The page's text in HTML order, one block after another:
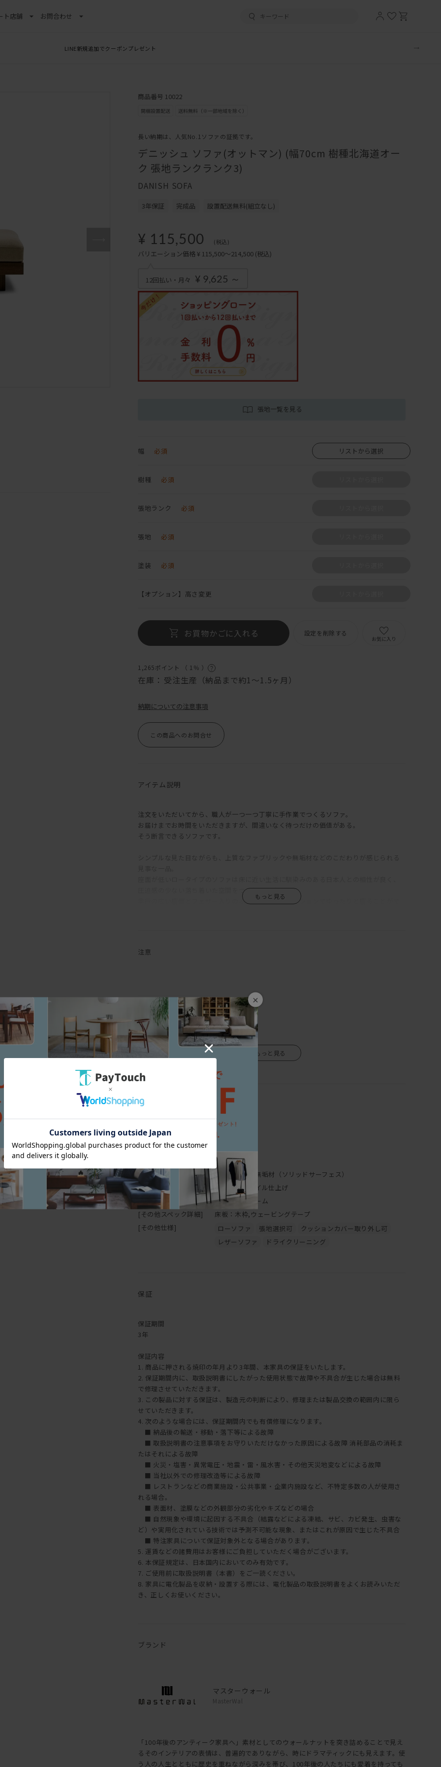
ト店舗 お問合わせ
×
LINE新規追加でクーポンプレゼント
商品番号 10022
長い納期は、人気No.1ソファの証拠です。
デニッシュ ソファ(オットマン) (幅70cm 樹種北海道オー
ク 張地ランクランク3)
DANISH SOFA
3年保証 完成品 設置配送無料(組立なし)
¥ 115,500 (税込)
バリエーション価格 ¥ 115,500～214,500 (税込)
12回払い・月々 ¥ 9,625 ～
張地一覧を見る
幅 必須 リストから選択
樹種 必須
張地ランク 必須
張地 必須
塗装 必須
【オプション】高さ変更
お買物かごに入れる 設定を削除する
お気に入り
1,265ポイント （ 1％ ）
在庫： 受注生産（納品まで約1～1.5ヶ月）
納期についての注意事項
この商品へのお問合せ
アイテム説明
注文をいただいてから、職人が一つ一つ丁寧に手作業でつくるソファ。
お届けまでお時間をいただきますが、間違いなく待つだけの価値がある。
そう断言できるソファです。
圧迫感の少ない落ち着いた空間をつくりだします。
奥行の広い座面とフェザー入りのふっくらした背クッションでゆったりと座ることがで
リングタイプです。
日本伝統の意地をかけて純日本製を守り抜き見事に完成したこのソファは、100年後のア
ンティークという言葉に相応しい家具です。
一生モノのソファをお探しの方にはうってつけのアイテムです。
座り心地、実用性、センスのどれをとっても一流のDANISH（デニッシュ）ソファ。
自信を持っておすすめいたします。
デニッシュシリーズは
注意
【無垢の家具について】
無垢の木は家具になっても生きているので、湿気を吸ったり吐いたりし、伸び縮みをしま
そのため、ご使用になる環境や気候によって、反りや割れが生じる場合がありますので、
温度や湿度の急激な変化のない場所、乾燥する季節には加湿器などの使用をおすすめし
ます。
また、高温・多湿の部屋でのご使用は、カビ・ダニが発生し健康を害する原因になりま
すので、部屋の換気を十分にして下さい。
直接硬いものや濡れたもの、熱をもったものを置くと、シミや変色の原因になりますの
【オイル仕上げの家具について】
の風合い・味わいとも言えます。
オイル塗装は、別売りのメンテナンスキッド（ドイツ・リボス社製）を使用して、ご自
1年に1回程度を目安としてオイルメンテナンスを行うことで、時間の経過とともに深い
味わいを楽しむことができます。
メンテナンスキットのご購入は
こちら
【ご注意】ウレタン塗装・突板の製品にはご使用できません。
スペック
[幅(W)]
70-90cm
[奥行(D)]
30cm
[フレーム]
無垢材、集成無垢材（ソリッドサーフェス）
[塗装]
フレーム：オイル仕上げ
[クッション中身]
ウレタンフォーム
[その他スペック詳細]
床板：木枠,ウェービングテープ
[その他仕様]
ローソファ 張地選択可
クッションカバー取り外し可
レザーソファ
ドライクリーニング
保証
保証期間
3年
保証内容
1. 商品に押される焼印の年月より3年間、本家具の保証をいたします。
2. 保証期間内に、取扱説明書にしたがった使用状態で故障や不具合が生じた場合は無料
で修理させていただきます。
3. この製品に対する保証は、製造元の判断により、修理または製品交換の範囲内に限ら
せていただきます。
4. 次のような場合には、保証期間内でも有償修理になります。
■ 納品後の輸送・移動・落下等による故障
■ 取扱説明書の注意事項をお守りいただけなかった原因による故障 消耗部品の消耗ま
たはそれによる故障
■ 火災・塩害・異常電圧・地震・雷・風水害・その他天災地変などによる故障
■ 当社以外での修理改造等による故障
■ レストランなどの商業施設・公共事業・企業内施設など、不特定多数の人が使用さ
れる場合。
■ 表面材、塗膜などの外観部分の劣化やキズなどの場合
■ 自然現象や環境に起因する不具合（結露などによる凍結、サビ、カビ発生、虫害な
ど）や実用化されている技術では予測不可能な現象、またはこれが原因で生じた不具合
■ 特注家具について保証対象外となる場合があります。
5. 運賃などの諸費用はお客様にご負担していただく場合がございます。
6. 本保証規定は、日本国内においてのみ有効です。
7. ご使用前に取扱説明書（本書）をご一読ください。
8. 家具に電化製品を収納・設置する際には、電化製品の取扱説明書をよくお読みいただ
き、正しくお使いください。
ブランド
マスターウォール
MasterWal
「100年後のアンティーク家具へ」素材としてのウォールナットを突き詰めることで見え
るそのインテリアの表情は、普遍的でありながら、時にドラマティックにも見えます。使
う人の人生とともに歴史を重ねながら深みを帯び、100年後の人たちにも愛着を持っても